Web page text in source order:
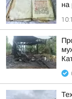
на